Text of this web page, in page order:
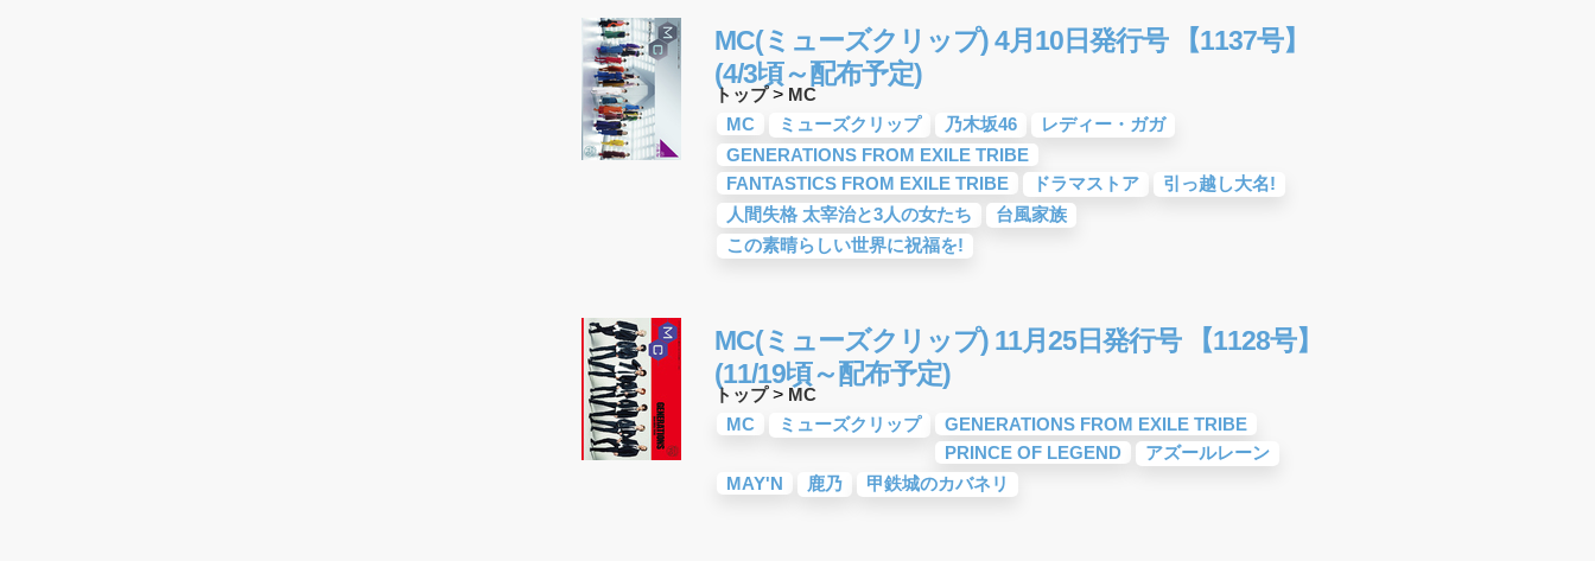
MC(ミューズクリップ) 4月10日発行号 【1137号】
(4/3頃～配布予定)
トップ> MC
MC
ミューズクリップ 乃木坂46
レディー・ガガ
GENERATIONS FROM EXILE TRIBE
FANTASTICS FROM EXILE TRIBE
ドラマストア
引っ越し大名!
人間失格 太宰治と3人の女たち
台風家族
この素晴らしい世界に祝福を!
MC(ミューズクリップ) 11月25日発行号 【1128号】
(11/19頃～配布予定)
トップ> MC
MC
ミューズクリップ
GENERATIONS FROM EXILE TRIBE
PRINCE OF LEGEND
アズールレーン
MAY'N
鹿乃 甲鉄城のカバネリ